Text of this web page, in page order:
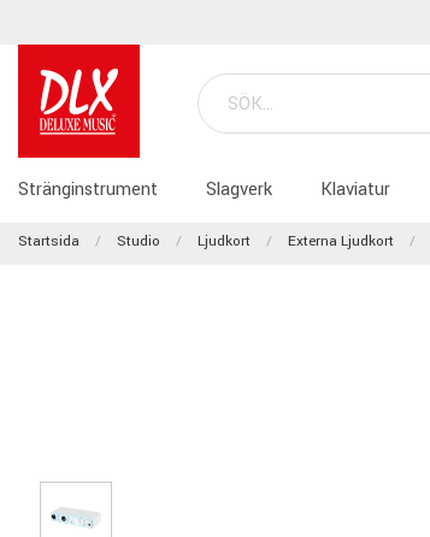
Stränginstrument Slagverk Klaviatur
Startsida Studio Ljudkort Externa Ljudkort